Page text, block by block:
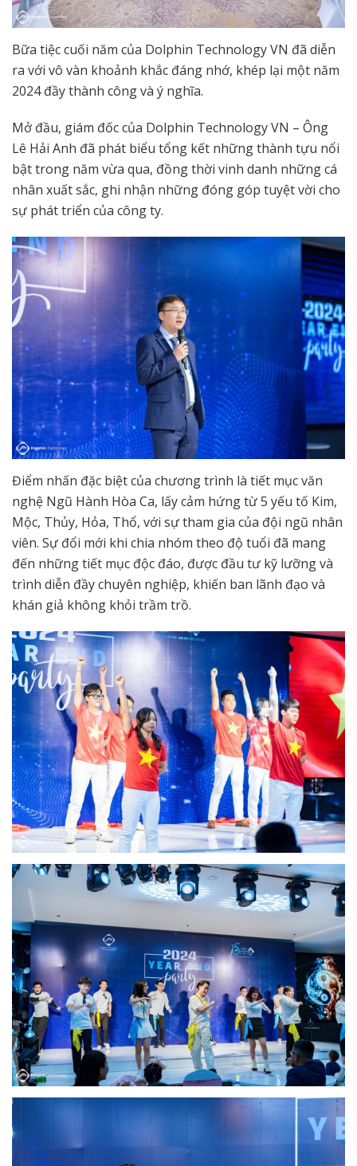
Bữa tiệc cuối năm của Dolphin Technology VN đã diễn
ra với vô vàn khoảnh khắc đáng nhớ, khép lại một năm
2024 đầy thành công và ý nghĩa.
Mở đầu, giám đốc của Dolphin Technology VN – Ông
Lê Hải Anh đã phát biểu tổng kết những thành tựu nổi
bật trong năm vừa qua, đồng thời vinh danh những cá
nhân xuất sắc, ghi nhận những đóng góp tuyệt vời cho
sự phát triển của công ty.
Điểm nhấn đặc biệt của chương trình là tiết mục văn
nghệ Ngũ Hành Hòa Ca, lấy cảm hứng từ 5 yếu tố Kim,
Mộc, Thủy, Hỏa, Thổ, với sự tham gia của đội ngũ nhân
viên. Sự đổi mới khi chia nhóm theo độ tuổi đã mang
đến những tiết mục độc đáo, được đầu tư kỹ lưỡng và
trình diễn đầy chuyên nghiệp, khiến ban lãnh đạo và
khán giả không khỏi trầm trồ.